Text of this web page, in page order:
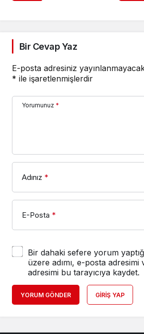
Bir Cevap Yaz
E-posta adresiniz
* ile işaretlenmişlerdir
Yorumunuz *
Adınız *
E-Posta *
Bir dahaki sefere yorum
üzere adımı, e-posta adresimi
adresimi bu tarayıcıya kaydet.
YORUM GÖNDER GIRIŞ YAP